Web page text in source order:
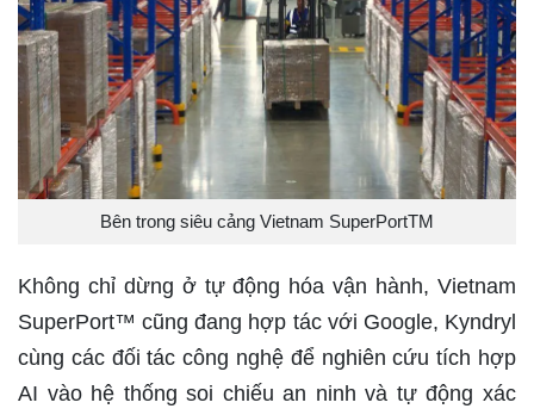
Bên trong siêu cảng Vietnam SuperPortTM
Không chỉ dừng ở tự động hóa vận hành, Vietnam
SuperPort™ cũng đang hợp tác với Google, Kyndryl
cùng các đối tác công nghệ để nghiên cứu tích hợp
AI vào hệ thống soi chiếu an ninh và tự động xác